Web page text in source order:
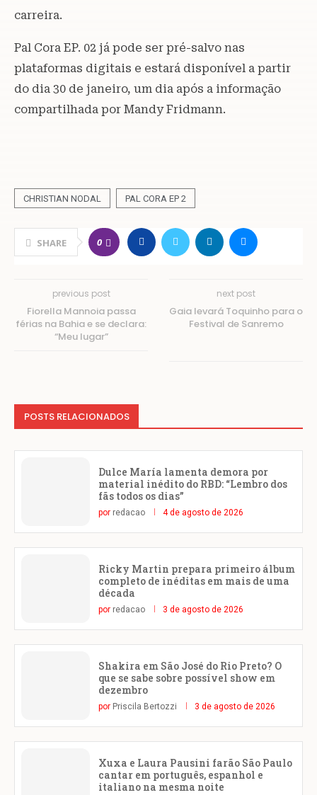
carreira.
Pal Cora EP. 02 já pode ser pré-salvo nas
plataformas digitais e estará disponível a partir
do dia 30 de janeiro, um dia após a informação
compartilhada por Mandy Fridmann.
CHRISTIAN NODAL PAL CORA EP 2
SHARE 0
previous post
Fiorella Mannoia passa
férias na Bahia e se declara:
“Meu lugar”
next post
Gaia levará Toquinho para o
Festival de Sanremo
POSTS RELACIONADOS
Dulce María lamenta demora por
material inédito do RBD: “Lembro dos
fãs todos os dias”
por redacao 4 de agosto de 2026
Ricky Martin prepara primeiro álbum
completo de inéditas em mais de uma
década
por redacao 3 de agosto de 2026
Shakira em São José do Rio Preto? O
que se sabe sobre possível show em
dezembro
por Priscila Bertozzi 3 de agosto de 2026
Xuxa e Laura Pausini farão São Paulo
cantar em português, espanhol e
italiano na mesma noite